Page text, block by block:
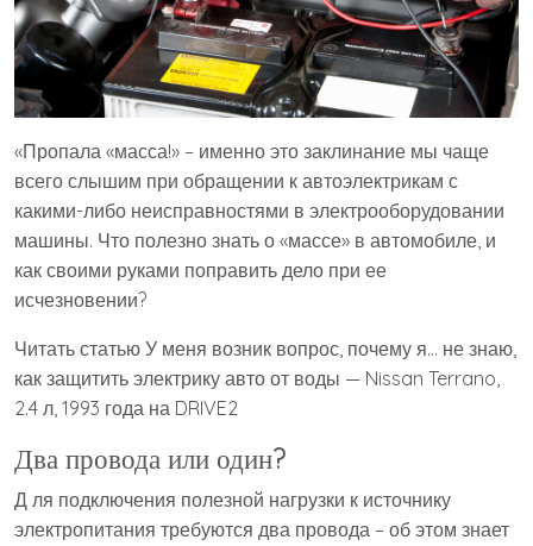
«Пропала «масса!» – именно это заклинание мы чаще
всего слышим при обращении к автоэлектрикам с
какими-либо неисправностями в электрооборудовании
машины. Что полезно знать о «массе» в автомобиле, и
как своими руками поправить дело при ее
исчезновении?
Читать статью У меня возник вопрос, почему я… не знаю,
как защитить электрику авто от воды — Nissan Terrano,
2.4 л, 1993 года на DRIVE2
Два провода или один?
Д ля подключения полезной нагрузки к источнику
электропитания требуются два провода – об этом знает